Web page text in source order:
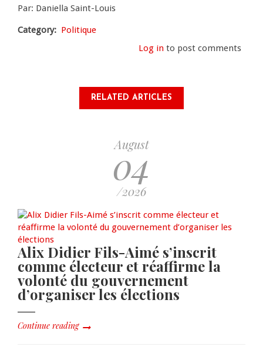
Par: Daniella Saint-Louis
Category
Politique
Log into post comments
RELATED ARTICLES
August
04
/2026
Alix Didier Fils-Aimé s’inscrit
comme électeur et réaffirme la
volonté du gouvernement
d’organiser les élections
Continue reading